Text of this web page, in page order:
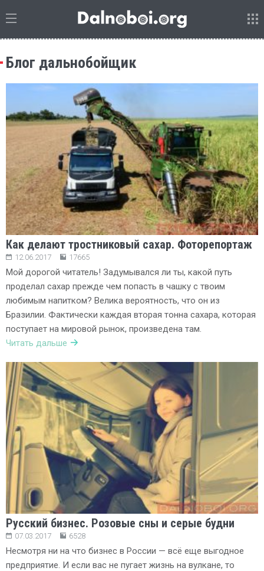
Блог дальнобойщик
Как делают тростниковый сахар. Фоторепортаж
12.06.2017 17665
Мой дорогой читатель! Задумывался ли ты, какой путь
проделал сахар прежде чем попасть в чашку с твоим
любимым напитком? Велика вероятность, что он из
Бразилии. Фактически каждая вторая тонна сахара, которая
поступает на мировой рынок, произведена там.
Читать дальше
Русский бизнес. Розовые сны и серые будни
07.03.2017 6528
Несмотря ни на что бизнес в России — всё еще выгодное
предприятие. И если вас не пугает жизнь на вулкане, то